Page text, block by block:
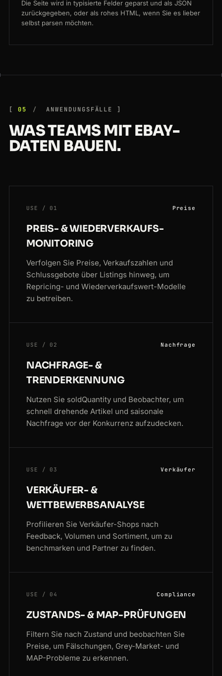
Die Seite wird in typisierte Felder geparst und als JSON
zurückgegeben, oder als rohes HTML, wenn Sie es lieber
selbst parsen möchten.
05 ANWENDUNGSFÄLLE
WAS TEAMS MIT EBAY-
DATEN BAUEN.
USE / 01 Preise
PREIS- & WIEDERVERKAUFS-
MONITORING
Verfolgen Sie Preise, Verkaufszahlen und
Schlussgebote über Listings hinweg, um
Repricing- und Wiederverkaufswert-Modelle
zu betreiben.
USE / 02 Nachfrage
NACHFRAGE- &
TRENDERKENNUNG
Nutzen Sie soldQuantity und Beobachter, um
schnell drehende Artikel und saisonale
Nachfrage vor der Konkurrenz aufzudecken.
USE / 03 Verkäufer
VERKÄUFER- &
WETTBEWERBSANALYSE
Profilieren Sie Verkäufer-Shops nach
Feedback, Volumen und Sortiment, um zu
benchmarken und Partner zu finden.
USE / 04 Compliance
ZUSTANDS- & MAP-PRÜFUNGEN
Filtern Sie nach Zustand und beobachten Sie
Preise, um Fälschungen, Grey-Market- und
MAP-Probleme zu erkennen.